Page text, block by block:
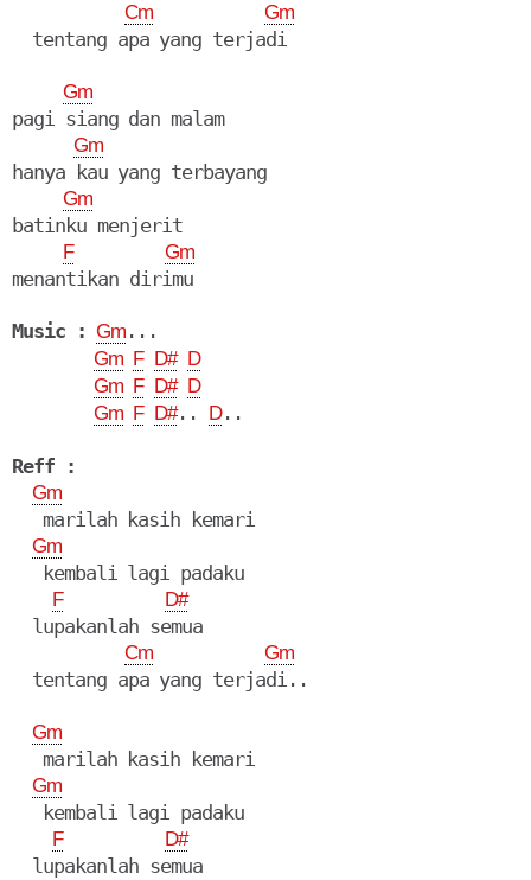
Cm Gm
  tentang apa yang terjadi
Gm
pagi siang dan malam
Gm
hanya kau yang terbayang
Gm
batinku menjerit
F Gm
menantikan dirimu
Music : Gm ...
Gm F D# D
Gm F D# D
Gm F D#.. D..
Reff :
Gm
   marilah kasih kemari
Gm
   kembali lagi padaku
F D#
  lupakanlah semua
Cm Gm
  tentang apa yang terjadi..
Gm
   marilah kasih kemari
Gm
   kembali lagi padaku
F D#
  lupakanlah semua